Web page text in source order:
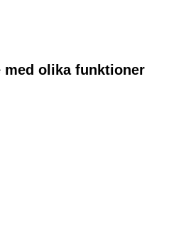
med olika funktioner